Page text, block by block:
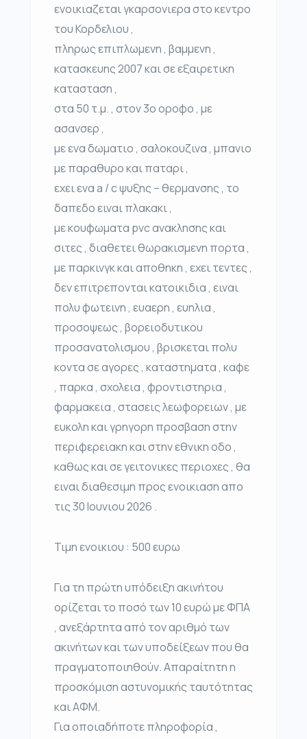
ενοικιαζεται γκαρσονιερα στο κεντρο
του Κορδελιου ,
πληρως επιπλωμενη , βαμμενη ,
κατασκευης 2007 και σε εξαιρετικη
κατασταση ,
στα 50 τ.μ. , στον 3ο οροφο , με
ασανσερ ,
με ενα δωματιο , σαλοκουζινα , μπανιο
με παραθυρο και παταρι ,
εχει ενα a / c ψυξης – θερμανσης , το
δαπεδο ειναι πλακακι ,
με κουφωματα pvc ανακλησης και
σιτες , διαθετει θωρακισμενη πορτα ,
με παρκινγκ και αποθηκη , εχει τεντες ,
δεν επιτρεπονται κατοικιδια , ειναι
πολυ φωτεινη , ευαερη , ευηλια ,
προσοψεως , βορειοδυτικου
προσανατολισμου , βρισκεται πολυ
κοντα σε αγορες , καταστηματα , καφε
, παρκα , σχολεια , φροντιστηρια ,
φαρμακεια , στασεις λεωφορειων , με
ευκολη και γρηγορη προσβαση στην
περιφερειακη και στην εθνικη οδο ,
καθως και σε γειτονικες περιοχες , θα
ειναι διαθεσιμη προς ενοικιαση απο
τις 30 Ιουνιου 2026 .
Τιμη ενοικιου : 500 ευρω
Για τη πρώτη υπόδειξη ακινήτου
ορίζεται το ποσό των 10 ευρώ με ΦΠΑ
, ανεξάρτητα από τον αριθμό των
ακινήτων και των υποδείξεων που θα
πραγματοποιηθούν. Απαραίτητη η
προσκόμιση αστυνομικής ταυτότητας
και ΑΦΜ.
Για οποιαδήποτε πληροφορία ,